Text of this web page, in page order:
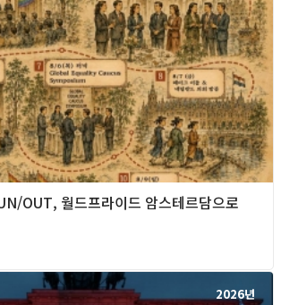
OUT, 월드프라이드 암스테르담으로
2026년